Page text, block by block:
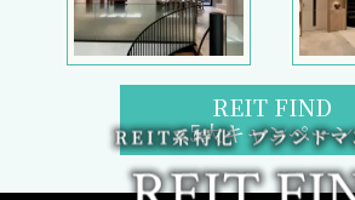
REIT FIND
5大キャンペーン